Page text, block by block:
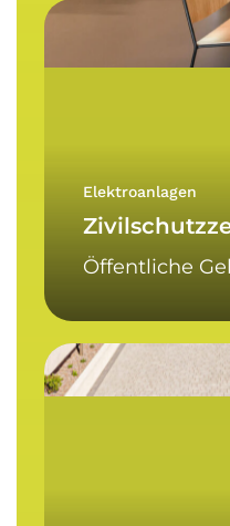
Elektroanlagen
Öffentliche
Living
Panorama